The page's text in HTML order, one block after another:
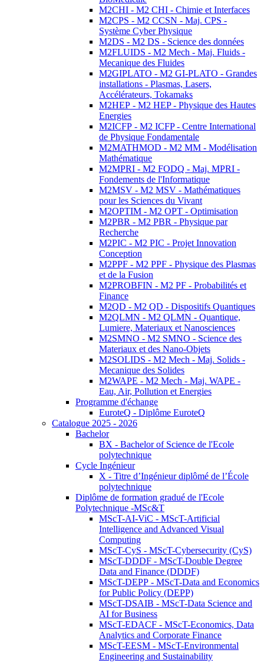
M2CHI - M2 CHI - Chimie et Interfaces
M2CPS - M2 CCSN - Maj. CPS -
Système Cyber Physique
M2DS - M2 DS - Science des données
M2FLUIDS - M2 Mech - Maj. Fluids -
Mecanique des Fluides
M2GIPLATO - M2 GI-PLATO - Grandes
installations - Plasmas, Lasers,
Accélérateurs, Tokamaks
M2HEP - M2 HEP - Physique des Hautes
Energies
M2ICFP - M2 ICFP - Centre International
de Physique Fondamentale
M2MATHMOD - M2 MM - Modélisation
Mathématique
M2MPRI - M2 FODQ - Maj. MPRI -
Fondements de l'Informatique
M2MSV - M2 MSV - Mathématiques
pour les Sciences du Vivant
M2OPTIM - M2 OPT - Optimisation
M2PBR - M2 PBR - Physique par
Recherche
M2PIC - M2 PIC - Projet Innovation
Conception
M2PPF - M2 PPF - Physique des Plasmas
et de la Fusion
M2PROBFIN - M2 PF - Probabilités et
Finance
M2QD - M2 QD - Dispositifs Quantiques
M2QLMN - M2 QLMN - Quantique,
Lumiere, Materiaux et Nanosciences
M2SMNO - M2 SMNO - Science des
Materiaux et des Nano-Objets
M2SOLIDS - M2 Mech - Maj. Solids -
Mecanique des Solides
M2WAPE - M2 Mech - Maj. WAPE -
Eau, Air, Pollution et Energies
Programme d'échange
EuroteQ - Diplôme EuroteQ
Catalogue 2025 - 2026
Bachelor
BX - Bachelor of Science de l'Ecole
polytechnique
Cycle Ingénieur
X - Titre d’Ingénieur diplômé de l’École
polytechnique
Diplôme de formation gradué de l'Ecole
Polytechnique -MSc&T
MScT-AI-ViC - MScT-Artificial
Intelligence and Advanced Visual
Computing
MScT-CyS - MScT-Cybersecurity (CyS)
MScT-DDDF - MScT-Double Degree
Data and Finance (DDDF)
MScT-DEPP - MScT-Data and Economics
for Public Policy (DEPP)
MScT-DSAIB - MScT-Data Science and
AI for Business
MScT-EDACF - MScT-Economics, Data
Analytics and Corporate Finance
MScT-EESM - MScT-Environmental
Engineering and Sustainability